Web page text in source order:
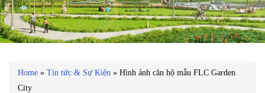
Home » Tin tức & Sự Kiện » Hình ảnh căn hộ mẫu FLC Garden
City